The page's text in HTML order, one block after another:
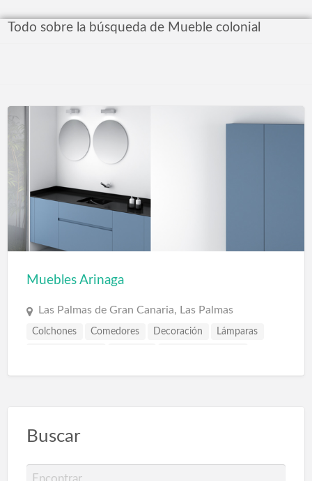
Todo sobre la búsqueda de Mueble colonial
Muebles Arinaga
Las Palmas de Gran Canaria, Las Palmas
Colchones Comedores Decoración Lámparas
Buscar